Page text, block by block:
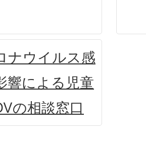
ナウイルス感
響による児童
の相談窓口